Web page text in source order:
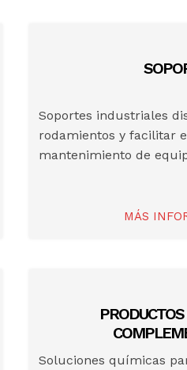
Soportes industriales
rodamientos y facilitar
mantenimiento de
MÁS
Soluciones químicas